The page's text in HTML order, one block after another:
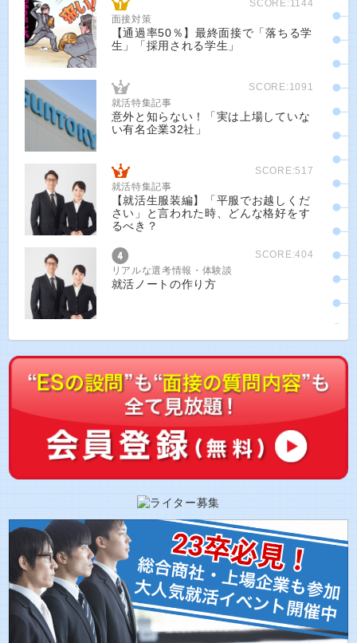
SCORE:1144
面接対策
【通過率50％】最終面接で「落ちる学
生」「採用される学生」
SCORE:1091
就活特集記事
意外と知らない！「実は上場していな
い有名企業32社」
SCORE:517
就活特集記事
【就活生服装編】「平服でお越しくだ
さい」と言われた時、どんな格好をす
るべき？
SCORE:404
リアルな選考情報・体験談
就活ノートの作り方